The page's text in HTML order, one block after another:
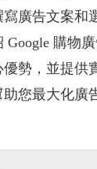
廣告文案和
Google 購物
勢，並提供
您最大化廣